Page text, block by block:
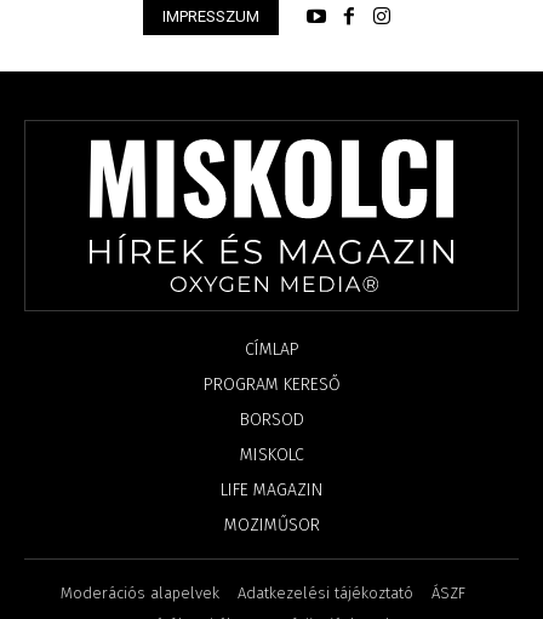
IMPRESSZUM
CÍMLAP
PROGRAM KERESŐ
BORSOD
MISKOLC
LIFE MAGAZIN
MOZIMŰSOR
Moderációs alapelvek Adatkezelési tájékoztató
ÁSZF